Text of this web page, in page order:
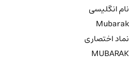
نام انگلیسی
Mubarak
نماد اختصاری
MUBARAK